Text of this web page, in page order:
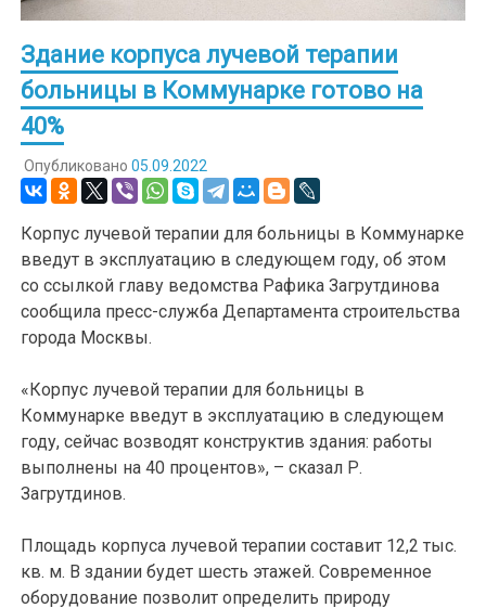
Здание корпуса лучевой терапии
больницы в Коммунарке готово на
40%
Опубликовано 05.09.2022
Корпус лучевой терапии для больницы в Коммунарке
введут в эксплуатацию в следующем году, об этом
со ссылкой главу ведомства Рафика Загрутдинова
сообщила пресс-служба Департамента строительства
города Москвы.
«Корпус лучевой терапии для больницы в
Коммунарке введут в эксплуатацию в следующем
году, сейчас возводят конструктив здания: работы
выполнены на 40 процентов», – сказал Р.
Загрутдинов.
Площадь корпуса лучевой терапии составит 12,2 тыс.
кв. м. В здании будет шесть этажей. Современное
оборудование позволит определить природу